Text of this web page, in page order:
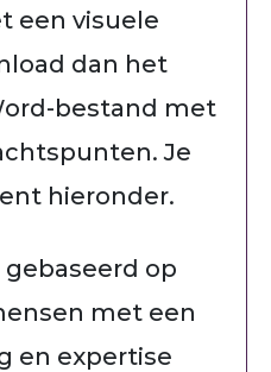
een visuele
dan het
bestand met
Je
hieronder.
op
met een
en expertise